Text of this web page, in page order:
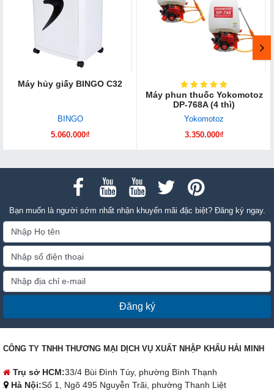
Máy hủy giấy BINGO C32
BINGO
5.060.000₫
Máy phun thuốc Yokomotoz
DP-768A (4 thì)
Yokomotoz
3.350.000₫
Bạn muốn là người sớm nhất nhận khuyến mãi đặc biệt? Đăng ký ngay.
Đăng ký
CÔNG TY TNHH THƯƠNG MẠI DỊCH VỤ XUẤT NHẬP KHẨU HẢI MINH
Trụ sở HCM:33/4 Bùi Đình Túy, phường Bình Thạnh
Hà Nội:Số 1, Ngõ 495 Nguyễn Trãi, phường Thanh Liệt